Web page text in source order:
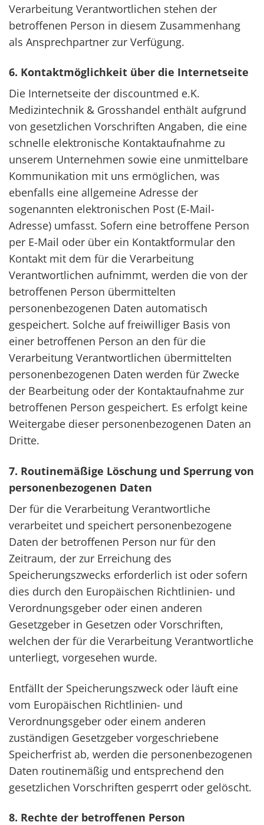
Verarbeitung Verantwortlichen stehen der
betroffenen Person in diesem Zusammenhang
als Ansprechpartner zur Verfügung.
6. Kontaktmöglichkeit über die Internetseite
Die Internetseite der discountmed e.K.
Medizintechnik & Grosshandel enthält aufgrund
von gesetzlichen Vorschriften Angaben, die eine
schnelle elektronische Kontaktaufnahme zu
unserem Unternehmen sowie eine unmittelbare
Kommunikation mit uns ermöglichen, was
ebenfalls eine allgemeine Adresse der
sogenannten elektronischen Post (E-Mail-
Adresse) umfasst. Sofern eine betroffene Person
per E-Mail oder über ein Kontaktformular den
Kontakt mit dem für die Verarbeitung
Verantwortlichen aufnimmt, werden die von der
betroffenen Person übermittelten
personenbezogenen Daten automatisch
gespeichert. Solche auf freiwilliger Basis von
einer betroffenen Person an den für die
Verarbeitung Verantwortlichen übermittelten
personenbezogenen Daten werden für Zwecke
der Bearbeitung oder der Kontaktaufnahme zur
betroffenen Person gespeichert. Es erfolgt keine
Weitergabe dieser personenbezogenen Daten an
Dritte.
7. Routinemäßige Löschung und Sperrung von
personenbezogenen Daten
Der für die Verarbeitung Verantwortliche
verarbeitet und speichert personenbezogene
Daten der betroffenen Person nur für den
Zeitraum, der zur Erreichung des
Speicherungszwecks erforderlich ist oder sofern
dies durch den Europäischen Richtlinien- und
Verordnungsgeber oder einen anderen
Gesetzgeber in Gesetzen oder Vorschriften,
welchen der für die Verarbeitung Verantwortliche
unterliegt, vorgesehen wurde.
Entfällt der Speicherungszweck oder läuft eine
vom Europäischen Richtlinien- und
Verordnungsgeber oder einem anderen
zuständigen Gesetzgeber vorgeschriebene
Speicherfrist ab, werden die personenbezogenen
Daten routinemäßig und entsprechend den
gesetzlichen Vorschriften gesperrt oder gelöscht.
8. Rechte der betroffenen Person